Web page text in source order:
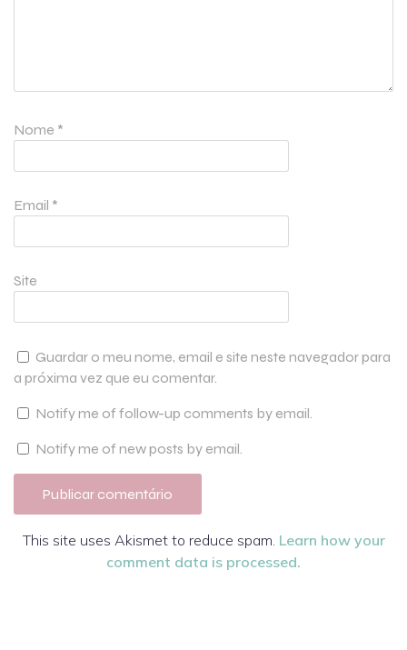
Nome *
Email *
Site
Guardar o meu nome, email e site neste navegador para
a próxima vez que eu comentar.
Notify me of follow-up comments by email.
Notify me of new posts by email.
This site uses Akismet to reduce spam. Learn how your
comment data is processed.